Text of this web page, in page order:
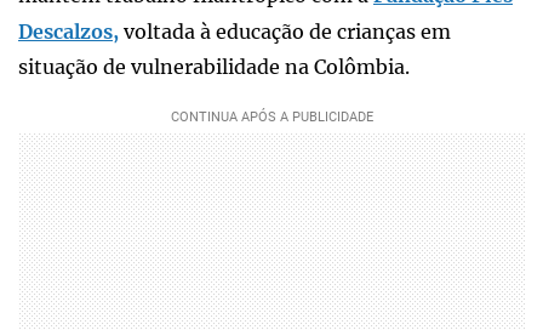
Descalzos, voltada à educação de crianças em
situação de vulnerabilidade na Colômbia.